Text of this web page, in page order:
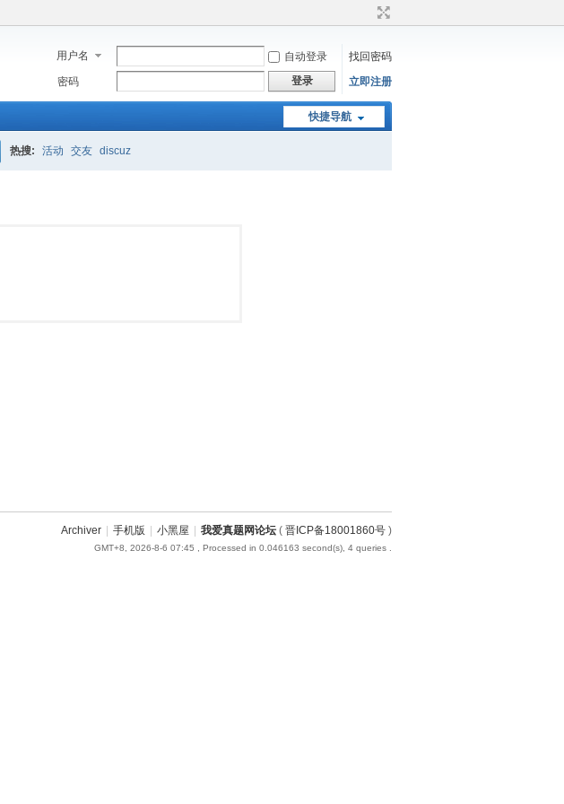
用户名 自动登录
找回密码
密码
登录 立即注册
快捷导航
热搜: 活动 交友 discuz
Archiver 手机版 小黑屋 我爱真题网论坛 ( 晋ICP备18001860号 )
GMT+8, 2026-8-6 07:45 , Processed in 0.046163 second(s), 4 queries .